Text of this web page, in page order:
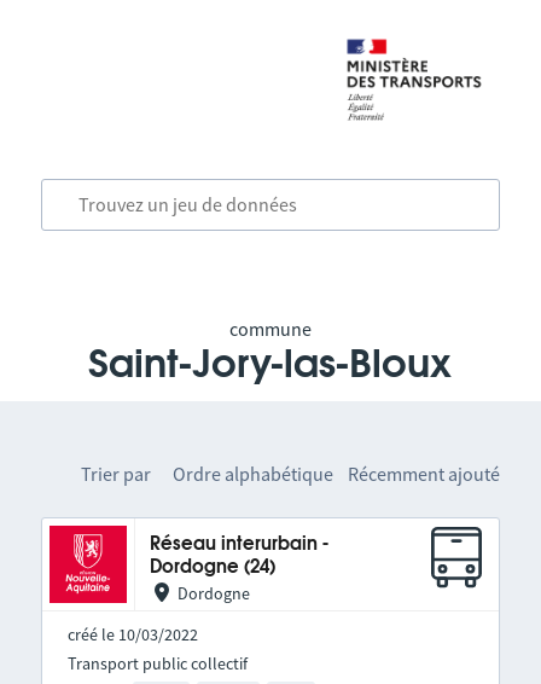
commune
Saint-Jory-las-Bloux
Trier par Ordre alphabétique Récemment ajouté
Réseau interurbain -
Dordogne (24)
Dordogne
créé le 10/03/2022
Transport public collectif